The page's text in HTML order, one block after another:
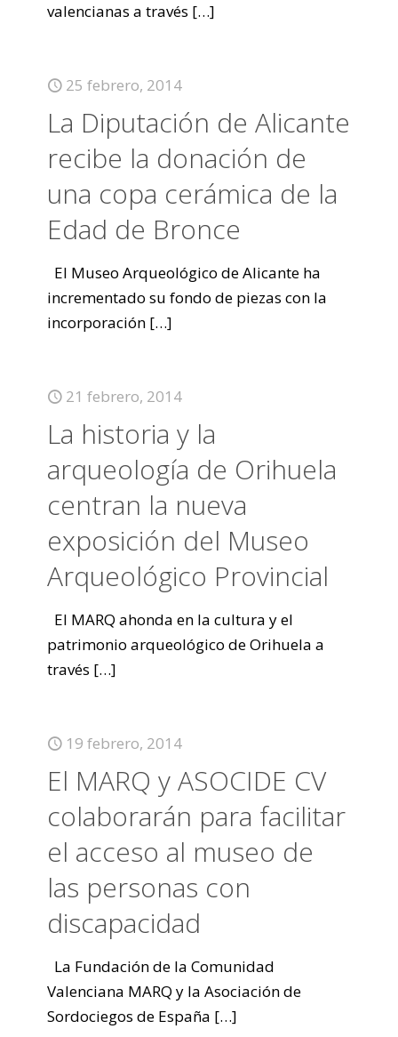
valencianas a través […]
25 febrero, 2014
La Diputación de Alicante
recibe la donación de
una copa cerámica de la
Edad de Bronce
El Museo Arqueológico de Alicante ha
incrementado su fondo de piezas con la
incorporación […]
21 febrero, 2014
La historia y la
arqueología de Orihuela
centran la nueva
exposición del Museo
Arqueológico Provincial
El MARQ ahonda en la cultura y el
patrimonio arqueológico de Orihuela a
través […]
19 febrero, 2014
El MARQ y ASOCIDE CV
colaborarán para facilitar
el acceso al museo de
las personas con
discapacidad
La Fundación de la Comunidad
Valenciana MARQ y la Asociación de
Sordociegos de España […]